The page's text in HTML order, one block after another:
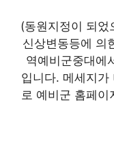
(동원지정이 되었
신상변동등에 의
역예비군중대에
입니다. 메세지가
로 예비군 홈페이